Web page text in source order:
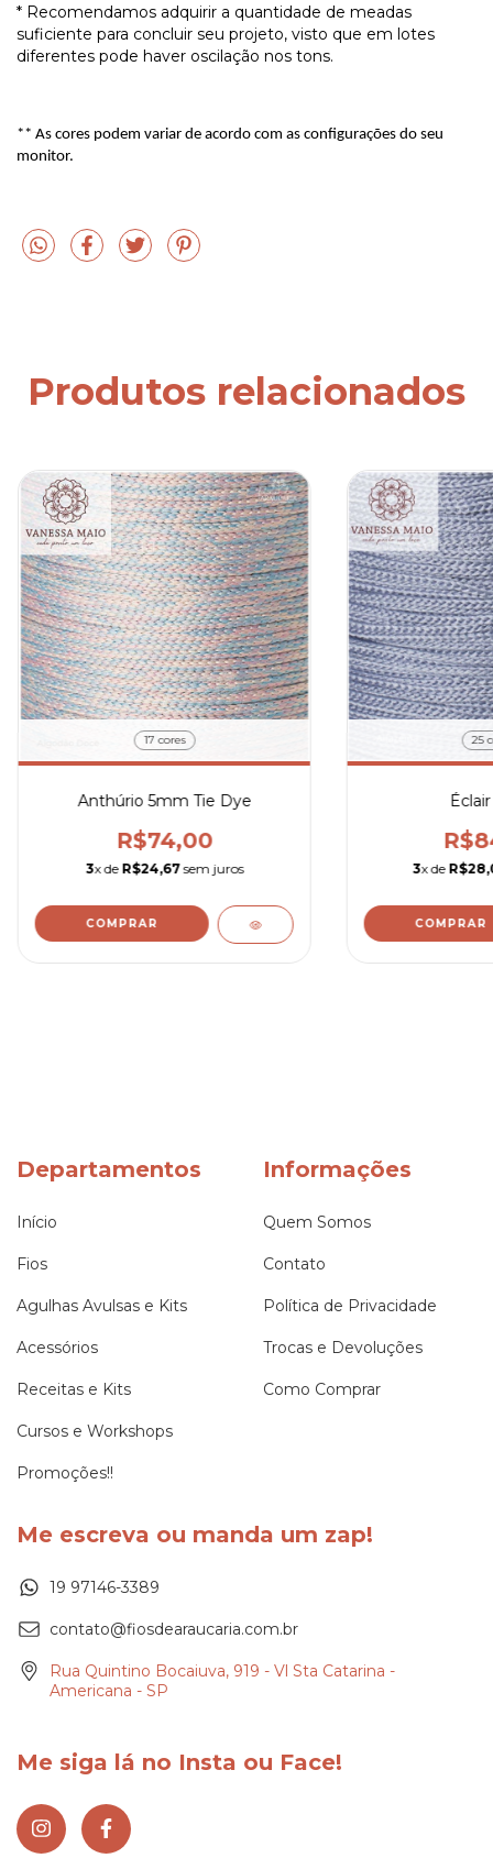
* Recomendamos adquirir a quantidade de meadas
suficiente para concluir seu projeto, visto que em lotes
diferentes pode haver oscilação nos tons.
** As cores podem variar de acordo com as configurações do seu
monitor.
Produtos relacionados
17 cores
Anthúrio 5mm Tie Dye
R$74,00
3x de R$24,67sem juros
COMPRAR
25
3x de
COMPRAR
Departamentos
Início
Fios
Agulhas Avulsas e Kits
Acessórios
Receitas e Kits
Cursos e Workshops
Promoções!!
Informações
Quem Somos
Contato
Política de Privacidade
Trocas e Devoluções
Como Comprar
Me escreva ou manda um zap!
19 97146-3389
contato@fiosdearaucaria.com.br
Rua Quintino Bocaiuva, 919 - Vl Sta Catarina -
Americana - SP
Me siga lá no Insta ou Face!